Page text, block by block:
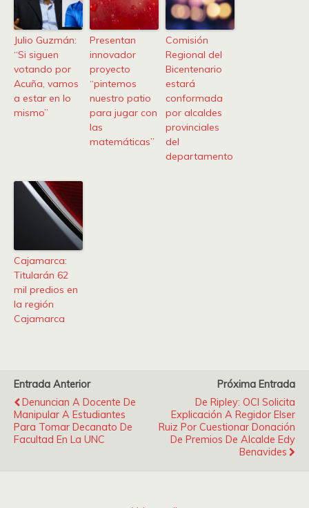
Julio Guzmán:
“Si siguen
votando por
Acuña, vamos
a estar en lo
mismo”
Presentan
innovador
proyecto
“pintemos
nuestro patio
para jugar con
las
matemáticas”
Comisión
Regional del
Bicentenario
estará
conformada
por alcaldes
provinciales
del
departamento
Cajamarca:
Titularán 62
mil predios en
la región
Cajamarca
Entrada Anterior
Denuncian A Docente De
Manipular A Estudiantes
Para Tomar Decanato De
Facultad En La UNC
Próxima Entrada
De Ripley: OCI Solicita
Explicación A Regidor Elser
Ruiz Por Cuestionar Donación
De Premios De Alcalde Edy
Benavides